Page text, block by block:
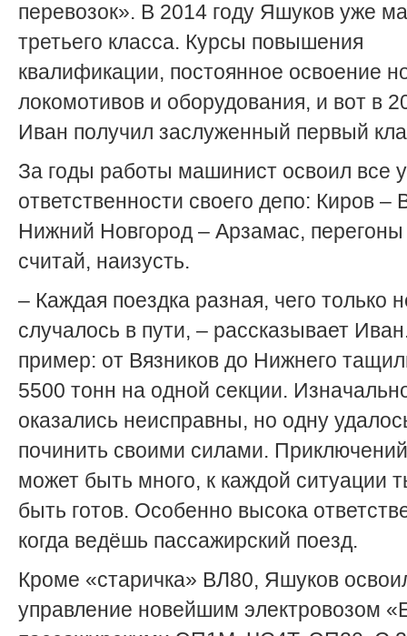
перевозок». В 2014 году Яшуков уже
третьего класса. Курсы повышения
квалификации, постоянное освоение
локомотивов и оборудования, и вот в
Иван получил заслуженный первый
За годы работы машинист освоил все
ответственности своего депо: Киров –
Нижний Новгород – Арзамас,
считай, наизусть.
– Каждая поездка разная, чего только
случалось в пути, – рассказывает
пример: от Вязников до Нижнего
5500 тонн на одной секции.
оказались неисправны, но одну
починить своими силами.
может быть много, к каждой ситуации
быть готов. Особенно высока
когда ведёшь пассажирский поезд.
Кроме «старичка» ВЛ80, Яшуков
управление новейшим электровозом